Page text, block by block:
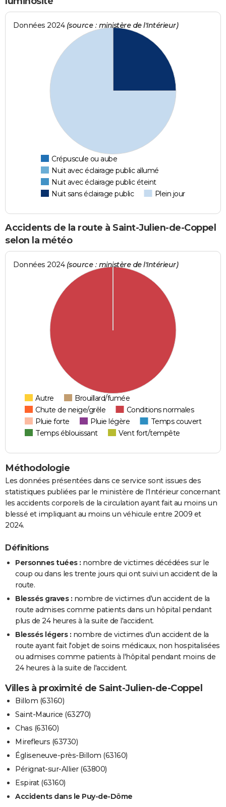
Données 2024 (source : ministère de l'Intérieur)
Crépuscule ou aube
Nuit avec éclairage public allumé
Nuit avec éclairage public éteint
Nuit sans éclairage public
Plein jour
Accidents de la route à Saint-Julien-de-Coppel
selon la météo
Données 2024 (source : ministère de l'Intérieur)
Autre
Brouillard/fumée
Chute de neige/grêle
Conditions normales
Pluie forte
Pluie légère
Temps couvert
Temps éblouissant
Vent fort/tempête
Méthodologie
Les données présentées dans ce service sont issues des
statistiques publiées par le ministère de l'Intérieur concernant
les accidents corporels de la circulation ayant fait au moins un
blessé et impliquant au moins un véhicule entre 2009 et
2024.
Définitions
Personnes tuées : nombre de victimes décédées sur le
coup ou dans les trente jours qui ont suivi un accident de la
route.
Blessés graves : nombre de victimes d'un accident de la
route admises comme patients dans un hôpital pendant
plus de 24 heures à la suite de l'accident.
Blessés légers : nombre de victimes d'un accident de la
route ayant fait l'objet de soins médicaux, non hospitalisées
ou admises comme patients à l'hôpital pendant moins de
24 heures à la suite de l'accident.
Villes à proximité de Saint-Julien-de-Coppel
Billom (63160)
Saint-Maurice (63270)
Chas (63160)
Mirefleurs (63730)
Égliseneuve-près-Billom (63160)
Pérignat-sur-Allier (63800)
Espirat (63160)
Accidents dans le Puy-de-Dôme